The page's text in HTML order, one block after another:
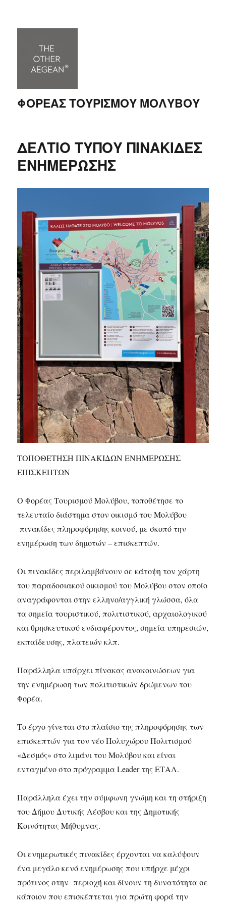
ΦΟΡΕΑΣ ΤΟΥΡΙΣΜΟΥ ΜΟΛΥΒΟΥ
ΔΕΛΤΙΟ ΤΥΠΟΥ ΠΙΝΑΚΙΔΕΣ
ΕΝΗΜΕΡΩΣΗΣ
ΤΟΠΟΘΕΤΗΣΗ ΠΙΝΑΚΙΔΩΝ ΕΝΗΜΕΡΩΣΗΣ
ΕΠΙΣΚΕΠΤΩΝ
Ο Φορέας Τουρισμού Μολύβου, τοποθέτησε το
τελευταίο διάστημα στον οικισμό του Μολύβου
πινακίδες πληροφόρησης κοινού, με σκοπό την
ενημέρωση των δημοτών – επισκεπτών.
Οι πινακίδες περιλαμβάνουν σε κάτοψη τον χάρτη
του παραδοσιακού οικισμού του Μολύβου στον οποίο
αναγράφονται στην ελληνο/αγγλική γλώσσα, όλα
τα σημεία τουριστικού, πολιτιστικού, αρχαιολογικού
και θρησκευτικού ενδιαφέροντος, σημεία υπηρεσιών,
εκπαίδευσης, πλατειών κλπ.
Παράλληλα υπάρχει πίνακας ανακοινώσεων για
την ενημέρωση των πολιτιστικών δρώμενων του
Φορέα.
Το έργο γίνεται στο πλαίσιο της πληροφόρησης των
επισκεπτών για τον νέο Πολυχώρου Πολιτισμού
«Δεσμός» στο λιμάνι του Μολύβου και είναι
ενταγμένο στο πρόγραμμα Leader της ΕΤΑΛ.
Παράλληλα έχει την σύμφωνη γνώμη και τη στήριξη
του Δήμου Δυτικής Λέσβου και της Δημοτικής
Κοινότητας Μήθυμνας.
Οι ενημερωτικές πινακίδες έρχονται να καλύψουν
ένα μεγάλο κενό ενημέρωσης που υπήρχε μέχρι
πρότινος στην περιοχή και δίνουν τη δυνατότητα σε
κάποιον που επισκέπτεται για πρώτη φορά την